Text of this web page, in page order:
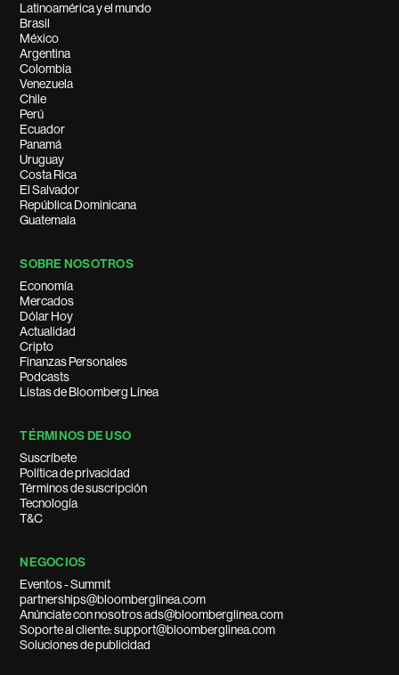
Latinoamérica y el mundo
Brasil
México
Argentina
Colombia
Venezuela
Chile
Perú
Ecuador
Panamá
Uruguay
Costa Rica
El Salvador
República Dominicana
Guatemala
SOBRE NOSOTROS
Economía
Mercados
Dólar Hoy
Actualidad
Cripto
Finanzas Personales
Podcasts
Listas de Bloomberg Línea
TÉRMINOS DE USO
Suscríbete
Política de privacidad
Términos de suscripción
Tecnología
T&C
NEGOCIOS
Eventos - Summit
partnerships@bloomberglinea.com
Anúnciate con nosotros ads@bloomberglinea.com
Soporte al cliente: support@bloomberglinea.com
Soluciones de publicidad